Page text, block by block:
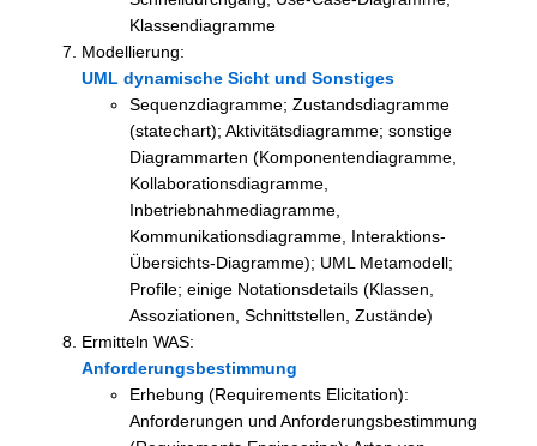
Klassendiagramme
Modellierung:
UML dynamische Sicht und Sonstiges
Sequenzdiagramme; Zustandsdiagramme
(statechart); Aktivitätsdiagramme; sonstige
Diagrammarten (Komponentendiagramme,
Kollaborationsdiagramme,
Inbetriebnahmediagramme,
Kommunikationsdiagramme, Interaktions-
Übersichts-Diagramme); UML Metamodell;
Profile; einige Notationsdetails (Klassen,
Assoziationen, Schnittstellen, Zustände)
Ermitteln WAS:
Anforderungsbestimmung
Erhebung (Requirements Elicitation):
Anforderungen und Anforderungsbestimmung